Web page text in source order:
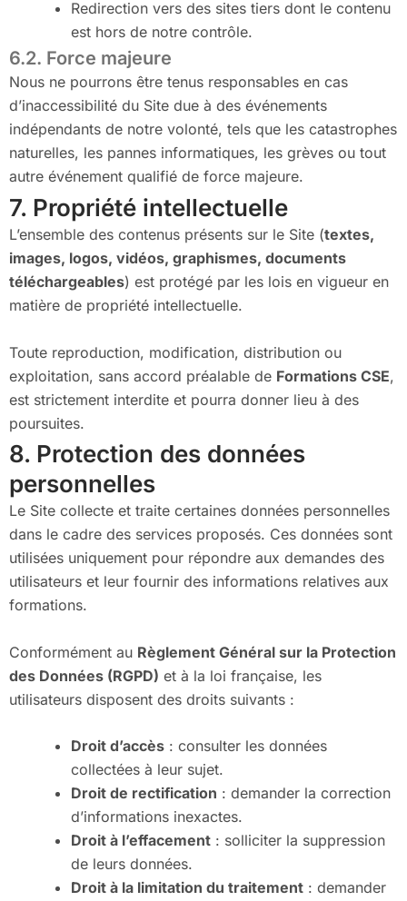
Redirection vers des sites tiers dont le contenu
est hors de notre contrôle.
6.2. Force majeure
Nous ne pourrons être tenus responsables en cas
d’inaccessibilité du Site due à des événements
indépendants de notre volonté, tels que les catastrophes
naturelles, les pannes informatiques, les grèves ou tout
autre événement qualifié de force majeure.
7. Propriété intellectuelle
L’ensemble des contenus présents sur le Site (textes,
images, logos, vidéos, graphismes, documents
téléchargeables) est protégé par les lois en vigueur en
matière de propriété intellectuelle.
Toute reproduction, modification, distribution ou
exploitation, sans accord préalable de Formations CSE,
est strictement interdite et pourra donner lieu à des
poursuites.
8. Protection des données
personnelles
Le Site collecte et traite certaines données personnelles
dans le cadre des services proposés. Ces données sont
utilisées uniquement pour répondre aux demandes des
utilisateurs et leur fournir des informations relatives aux
formations.
Conformément au Règlement Général sur la Protection
des Données (RGPD) et à la loi française, les
utilisateurs disposent des droits suivants :
Droit d’accès : consulter les données
collectées à leur sujet.
Droit de rectification : demander la correction
d’informations inexactes.
Droit à l’effacement : solliciter la suppression
de leurs données.
Droit à la limitation du traitement : demander